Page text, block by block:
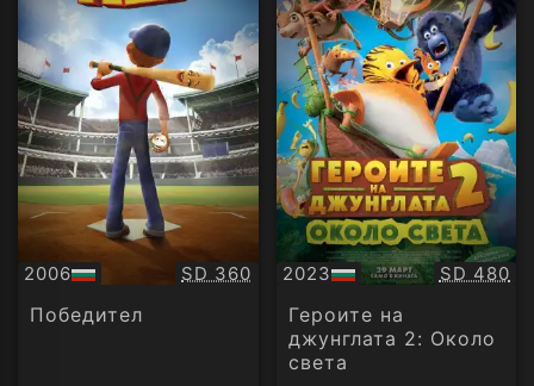
2006
БГ
аудио
Качество:
SD 360
Победител
2023
БГ
аудио
SD 480
Героите на
джунглата 2: Около
света